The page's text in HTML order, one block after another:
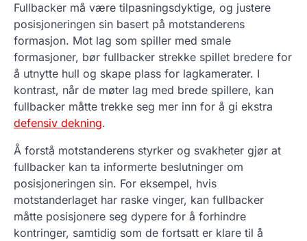
Fullbacker må være tilpasningsdyktige, og justere
posisjoneringen sin basert på motstanderens
formasjon. Mot lag som spiller med smale
formasjoner, bør fullbacker strekke spillet bredere for
å utnytte hull og skape plass for lagkamerater. I
kontrast, når de møter lag med brede spillere, kan
fullbacker måtte trekke seg mer inn for å gi ekstra
defensiv dekning.
Å forstå motstanderens styrker og svakheter gjør at
fullbacker kan ta informerte beslutninger om
posisjoneringen sin. For eksempel, hvis
motstanderlaget har raske vinger, kan fullbacker
måtte posisjonere seg dypere for å forhindre
kontringer, samtidig som de fortsatt er klare til å